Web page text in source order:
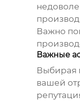
Важно
Важные
Выбирая
вашей